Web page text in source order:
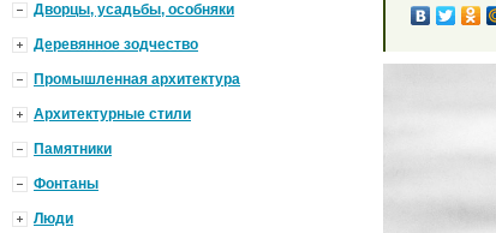
Дворцы, усадьбы, особняки
Деревянное зодчество
Промышленная архитектура
Архитектурные стили
Памятники
Фонтаны
Люди